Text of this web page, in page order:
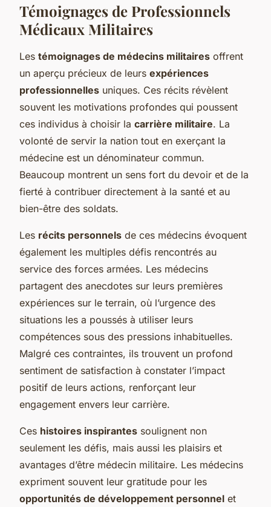
Témoignages de Professionnels
Médicaux Militaires
Les témoignages de médecins militaires offrent
un aperçu précieux de leurs expériences
professionnelles uniques. Ces récits révèlent
souvent les motivations profondes qui poussent
ces individus à choisir la carrière militaire. La
volonté de servir la nation tout en exerçant la
médecine est un dénominateur commun.
Beaucoup montrent un sens fort du devoir et de la
fierté à contribuer directement à la santé et au
bien-être des soldats.
Les récits personnels de ces médecins évoquent
également les multiples défis rencontrés au
service des forces armées. Les médecins
partagent des anecdotes sur leurs premières
expériences sur le terrain, où l’urgence des
situations les a poussés à utiliser leurs
compétences sous des pressions inhabituelles.
Malgré ces contraintes, ils trouvent un profond
sentiment de satisfaction à constater l’impact
positif de leurs actions, renforçant leur
engagement envers leur carrière.
Ces histoires inspirantes soulignent non
seulement les défis, mais aussi les plaisirs et
avantages d’être médecin militaire. Les médecins
expriment souvent leur gratitude pour les
opportunités de développement personnel et